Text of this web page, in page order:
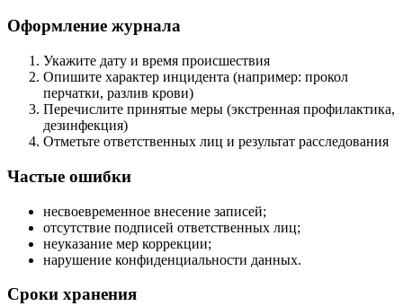
Оформление журнала
Укажите дату и время происшествия
Опишите характер инцидента (например: прокол
перчатки, разлив крови)
Перечислите принятые меры (экстренная профилактика,
дезинфекция)
Отметьте ответственных лиц и результат расследования
Частые ошибки
несвоевременное внесение записей;
отсутствие подписей ответственных лиц;
неуказание мер коррекции;
нарушение конфиденциальности данных.
Сроки хранения